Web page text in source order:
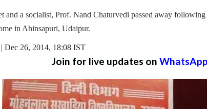
a socialist, Prof. Nand Chaturvedi passed away following
in Ahinsapuri, Udaipur.
| Dec 26, 2014, 18:08 IST
Join for live updates on WhatsApp